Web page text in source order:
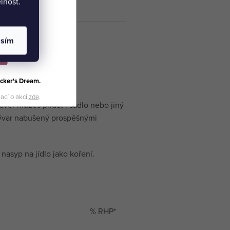
můžeš přidat i sádlo nebo jiný
nabušený prospěšnými
na jídlo jako koření.
% RHP*
Dream.
o akci zde.